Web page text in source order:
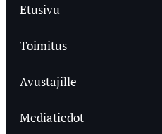
Etusivu
Toimitus
Avustajille
Mediatiedot